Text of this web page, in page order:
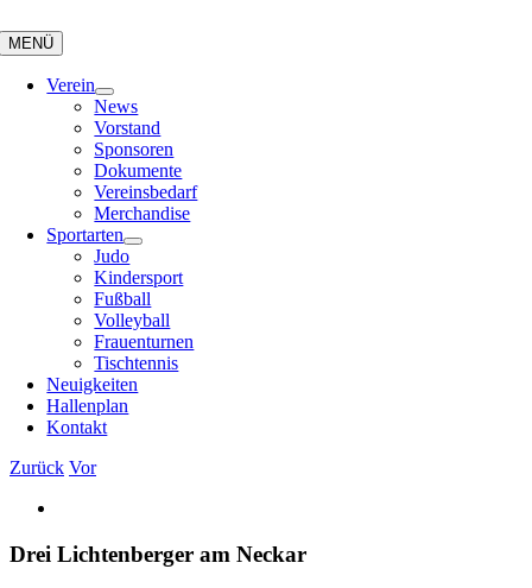
Inhalt
springen
MENÜ
Verein
News
Vorstand
Sponsoren
Dokumente
Vereinsbedarf
Merchandise
Sportarten
Judo
Kindersport
Fußball
Volleyball
Frauenturnen
Tischtennis
Neuigkeiten
Hallenplan
Kontakt
Zurück Vor
Bild
Drei Lichtenberger am Neckar